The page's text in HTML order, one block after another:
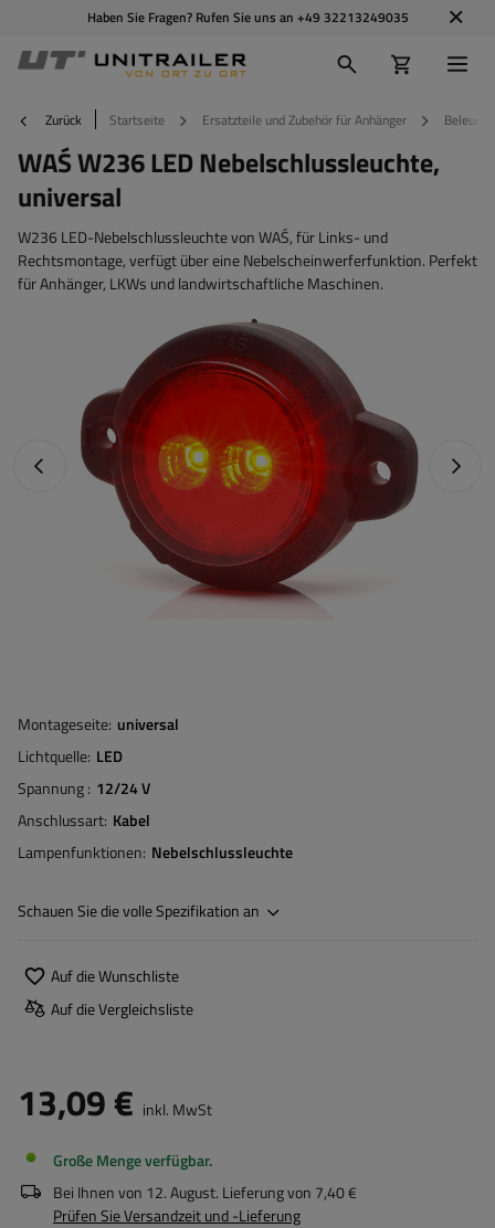
Haben Sie Fragen? Rufen Sie uns an +49 32213249035
Zurück Startseite Ersatzteile und Zubehör für Anhänger
WAŚ W236 LED Nebelschlussleuchte,
universal
W236 LED-Nebelschlussleuchte von WAŚ, für Links- und
Rechtsmontage, verfügt über eine Nebelscheinwerferfunktion. Perfekt
für Anhänger, LKWs und landwirtschaftliche Maschinen.
Vorheriges Foto
Montageseite universal
Lichtquelle LED
Spannung 12/24 V
Anschlussart Kabel
Lampenfunktionen Nebelschlussleuchte
Schauen Sie die volle Spezifikation an
Auf die Wunschliste
Auf die Vergleichsliste
13,09 € inkl. MwSt
Große Menge verfügbar
Bei Ihnen von 12. August. Lieferung von 7,40 €
Prüfen Sie Versandzeit und -Lieferung